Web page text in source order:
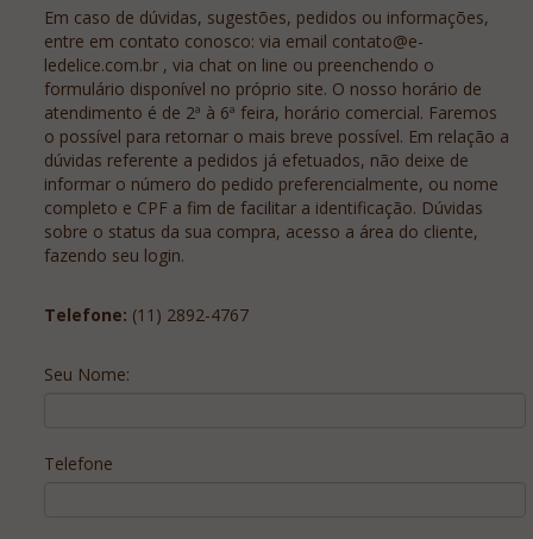
Lista De Desejos
Minha Conta
Lista De Comparação
Em caso de dúvidas, sugestões, pedidos ou informações,
entre em contato conosco: via email contato@e-
ledelice.com.br , via chat on line ou preenchendo o
formulário disponível no próprio site. O nosso horário de
atendimento é de 2ª à 6ª feira, horário comercial. Faremos
o possível para retornar o mais breve possível. Em relação a
dúvidas referente a pedidos já efetuados, não deixe de
informar o número do pedido preferencialmente, ou nome
completo e CPF a fim de facilitar a identificação. Dúvidas
sobre o status da sua compra, acesso a área do cliente,
fazendo seu login.
Telefone: (11) 2892-4767
Seu Nome:
Telefone